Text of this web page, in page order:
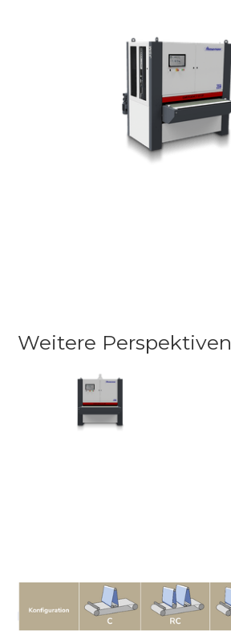
Weitere Perspektiven